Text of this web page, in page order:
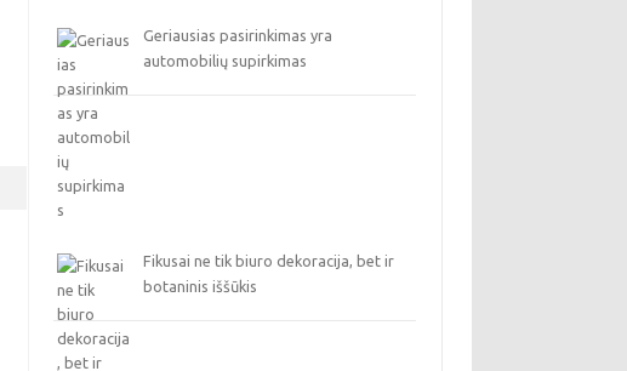
Geriausias pasirinkimas yra
automobilių supirkimas
Fikusai ne tik biuro dekoracija, bet ir
botaninis iššūkis